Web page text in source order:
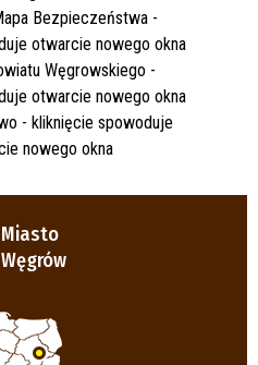
Miasto
Węgrów